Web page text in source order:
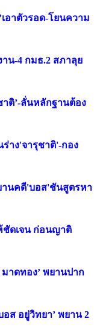
อาตัวรอด-โยนความ
น-4 กมธ.2 สภาลุย
ติ’-ลั่นหลักฐานต้อง
ร่าง'จารุชาติ'-กอง
านคดี'บอส'ชันสูตรหา
ชัดเจน ก่อนญาติ
าดทอง’ พยานปาก
ส อยู่วิทยา’ พยาน 2